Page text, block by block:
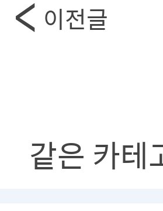
이전글
같은 카테